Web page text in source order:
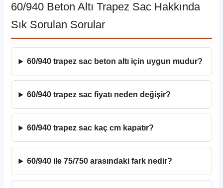
60/940 Beton Altı Trapez Sac Hakkında
Sık Sorulan Sorular
60/940 trapez sac beton altı için uygun mudur?
60/940 trapez sac fiyatı neden değişir?
60/940 trapez sac kaç cm kapatır?
60/940 ile 75/750 arasındaki fark nedir?